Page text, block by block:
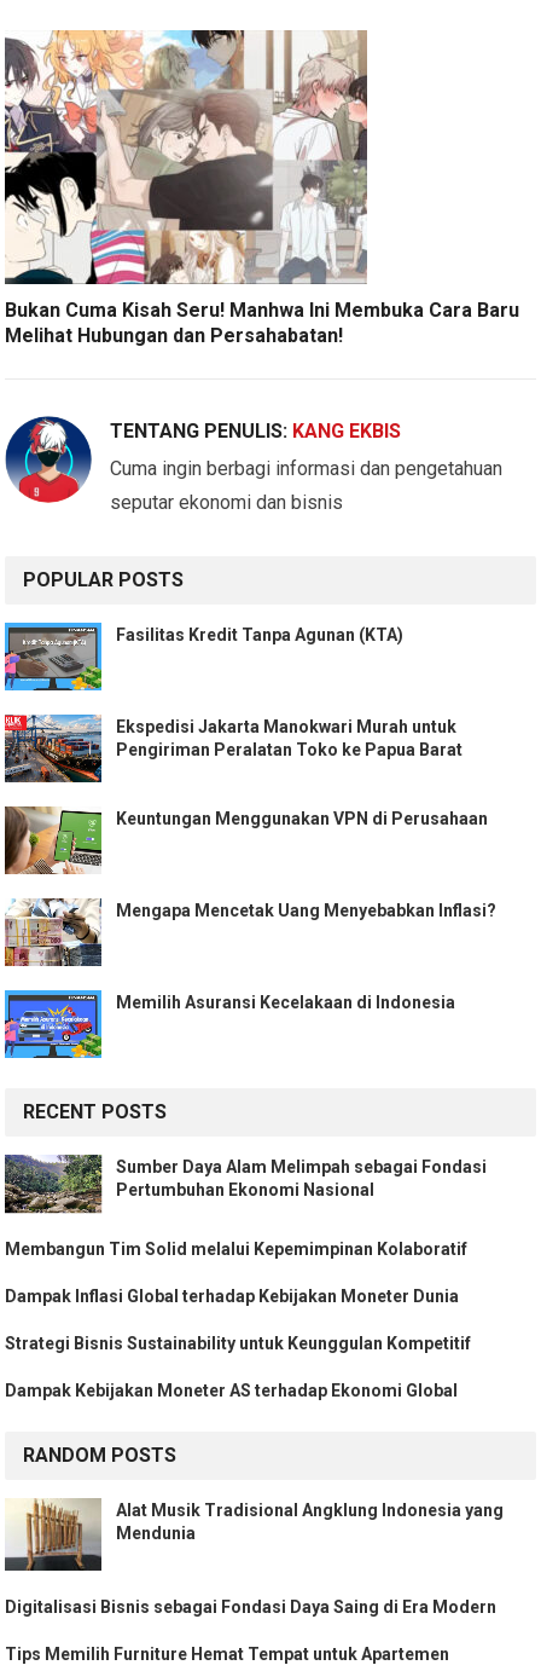
Bukan Cuma Kisah Seru! Manhwa Ini Membuka Cara Baru
Melihat Hubungan dan Persahabatan!
TENTANG PENULIS: KANG EKBIS
Cuma ingin berbagi informasi dan pengetahuan
seputar ekonomi dan bisnis
POPULAR POSTS
Fasilitas Kredit Tanpa Agunan (KTA)
Ekspedisi Jakarta Manokwari Murah untuk
Pengiriman Peralatan Toko ke Papua Barat
Keuntungan Menggunakan VPN di Perusahaan
Mengapa Mencetak Uang Menyebabkan Inflasi?
Memilih Asuransi Kecelakaan di Indonesia
RECENT POSTS
Sumber Daya Alam Melimpah sebagai Fondasi
Pertumbuhan Ekonomi Nasional
Membangun Tim Solid melalui Kepemimpinan Kolaboratif
Dampak Inflasi Global terhadap Kebijakan Moneter Dunia
Strategi Bisnis Sustainability untuk Keunggulan Kompetitif
Dampak Kebijakan Moneter AS terhadap Ekonomi Global
RANDOM POSTS
Alat Musik Tradisional Angklung Indonesia yang
Mendunia
Digitalisasi Bisnis sebagai Fondasi Daya Saing di Era Modern
Tips Memilih Furniture Hemat Tempat untuk Apartemen